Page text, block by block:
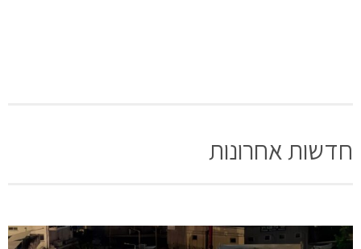
חדשות אחרונות